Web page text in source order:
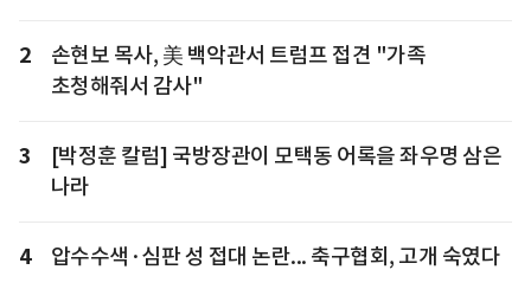
2
손현보 목사, 美 백악관서 트럼프 접견 "가족
초청해줘서 감사"
3
[박정훈 칼럼] 국방장관이 모택동 어록을 좌우명 삼은
나라
4 압수수색·심판 성 접대 논란... 축구협회, 고개 숙였다